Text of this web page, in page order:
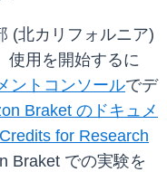
(北カリフォルニア)
使用を開始するに
ントコンソールでデ
Braket のドキュメ
for Research
Braket での実験を